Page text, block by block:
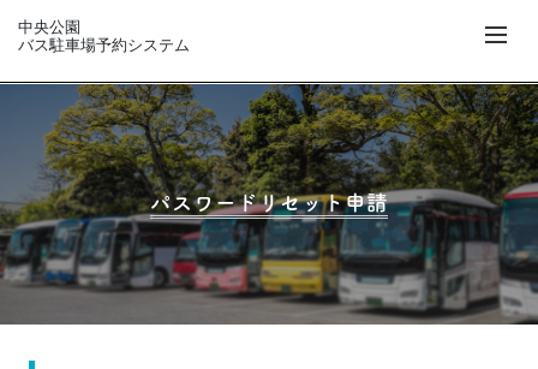
中央公園
バス駐車場予約システム
パスワードリセット申請